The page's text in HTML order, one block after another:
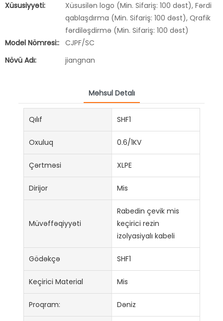
Xüsusiyyəti:
Xüsusilən logo (Min. Sifariş: 100 dəst), Fərdi
qablaşdırma (Min. Sifariş: 100 dəst), Qrafik
fərdiləşdirmə (Min. Sifariş: 100 dəst)
Model Nömrəsi:: CJPF/SC
Növü Adı:
jiangnan
Məhsul Detalı
Qılıf SHF1
Oxuluq 0.6/1KV
Çərtməsi XLPE
Dirijor Mis
Müvəffəqiyyəti
Rabedin çevik mis
keçirici rezin
izolyasiyalı kabeli
Gödəkçə SHF1
Keçirici Material Mis
Proqram: Dəniz